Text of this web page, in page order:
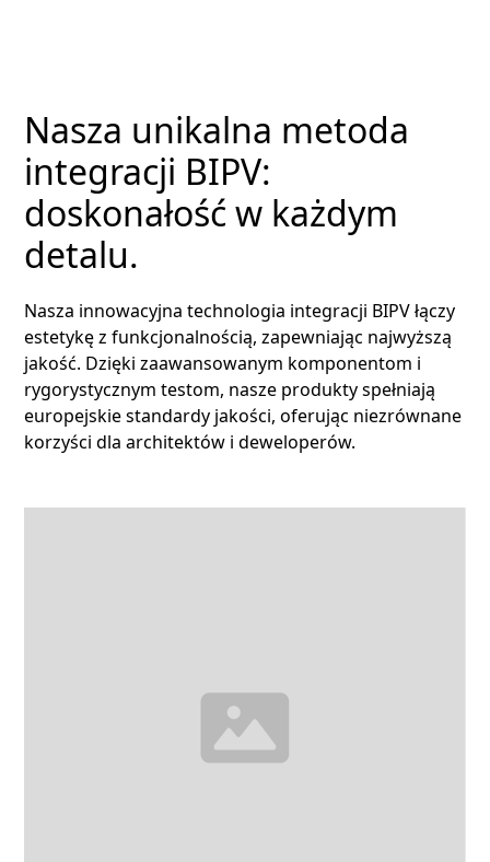
Nasza unikalna metoda
integracji BIPV:
doskonałość w każdym
detalu.
Nasza innowacyjna technologia integracji BIPV łączy
estetykę z funkcjonalnością, zapewniając najwyższą
jakość. Dzięki zaawansowanym komponentom i
rygorystycznym testom, nasze produkty spełniają
europejskie standardy jakości, oferując niezrównane
korzyści dla architektów i deweloperów.